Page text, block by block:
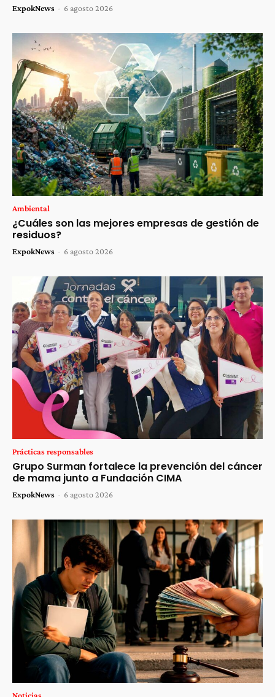
ExpokNews - 6 agosto 2026
Ambiental
¿Cuáles son las mejores empresas de gestión de
residuos?
ExpokNews - 6 agosto 2026
Prácticas responsables
Grupo Surman fortalece la prevención del cáncer
de mama junto a Fundación CIMA
ExpokNews - 6 agosto 2026
Noticias